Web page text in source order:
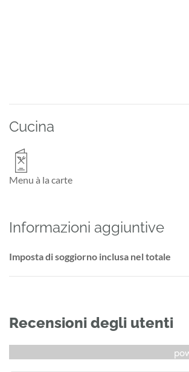
Cucina
Menu à la carte
Informazioni aggiuntive
Imposta di soggiorno inclusa nel totale
Recensioni degli utenti